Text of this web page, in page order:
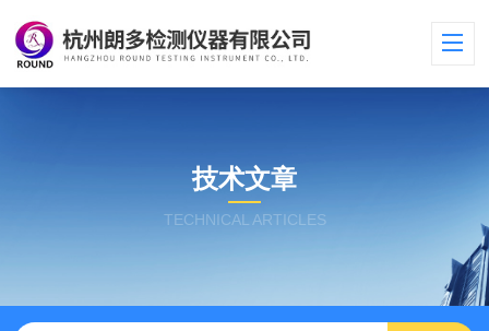
技术文章
TECHNICAL ARTICLES